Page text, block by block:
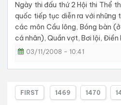
Ngày thi đấu thứ 2 Hội thi Thể
quốc tiếp tục diễn ra với những
các môn Cầu lông, Bóng bàn
cá nhân), Quần vợt, Bơi lội, Điền
03/11/2008 - 10:41
FIRST 1469 1470